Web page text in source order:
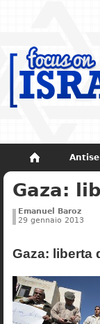
Non dimenticare
Gaza:
Emanuel Baroz
29 gennaio 2013
Gaza: liberta